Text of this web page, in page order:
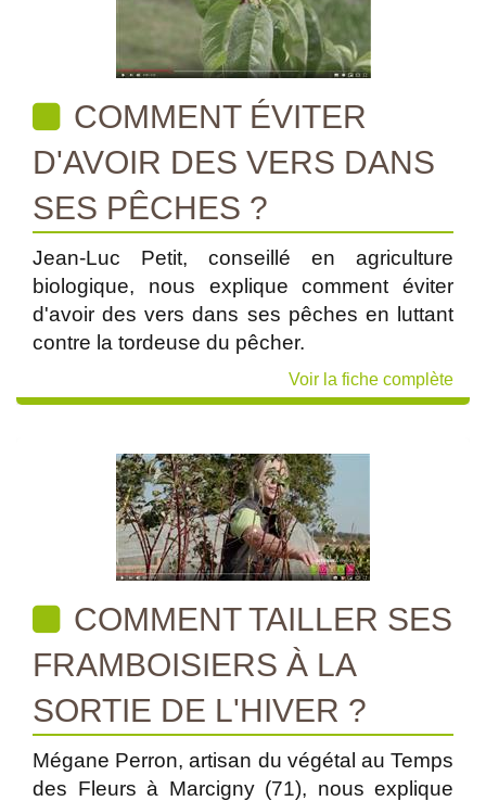
COMMENT ÉVITER
D'AVOIR DES VERS DANS
SES PÊCHES ?
Jean-Luc Petit, conseillé en agriculture
biologique, nous explique comment éviter
d'avoir des vers dans ses pêches en luttant
contre la tordeuse du pêcher.
Voir la fiche complète
COMMENT TAILLER SES
FRAMBOISIERS À LA
SORTIE DE L'HIVER ?
Mégane Perron, artisan du végétal au Temps
des Fleurs à Marcigny (71), nous explique